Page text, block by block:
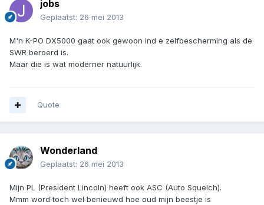
jobs
Geplaatst: 26 mei 2013
M'n K-PO DX5000 gaat ook gewoon ind e zelfbescherming als de
SWR beroerd is.
Maar die is wat moderner natuurlijk.
Quote
Wonderland
Geplaatst: 26 mei 2013
Mijn PL (President Lincoln) heeft ook ASC (Auto Squelch).
Mmm word toch wel benieuwd hoe oud mijn beestje is